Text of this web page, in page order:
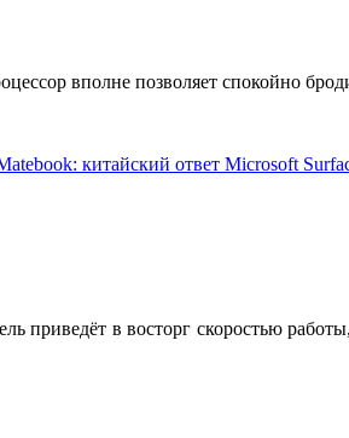
вполне позволяет спокойно
приведёт в восторг скоростью